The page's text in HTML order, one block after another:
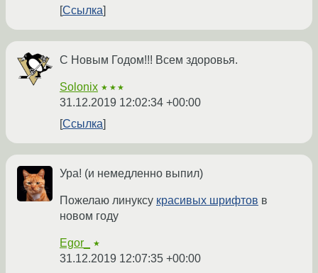
Ссылка
С Новым Годом!!! Всем здоровья.
Solonix ★★★
31.12.2019 12:02:34 +00:00
Ссылка
Ура! (и немедленно выпил)
Пожелаю линуксу красивых шрифтов в
новом году
Egor_ ★
31.12.2019 12:07:35 +00:00